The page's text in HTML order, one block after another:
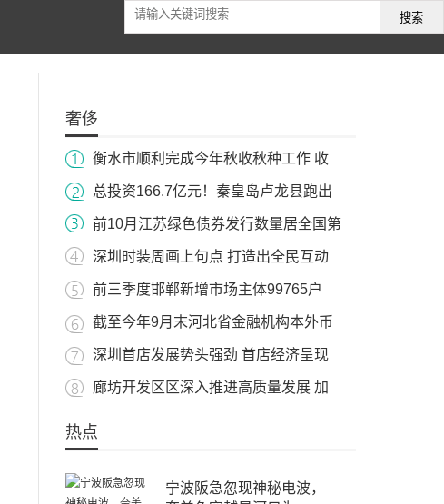
搜索
奢侈
衡水市顺利完成今年秋收秋种工作 收
总投资166.7亿元！秦皇岛卢龙县跑出
前10月江苏绿色债券发行数量居全国第
深圳时装周画上句点 打造出全民互动
前三季度邯郸新增市场主体99765户
截至今年9月末河北省金融机构本外币
深圳首店发展势头强劲 首店经济呈现
廊坊开发区区深入推进高质量发展 加
热点
宁波阪急忽现神秘电波，